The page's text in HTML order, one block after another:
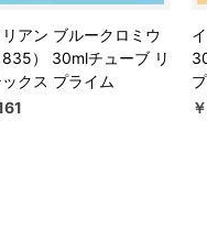
アン ブルークロミウ
835） 30mlチューブ リ
クス プライム